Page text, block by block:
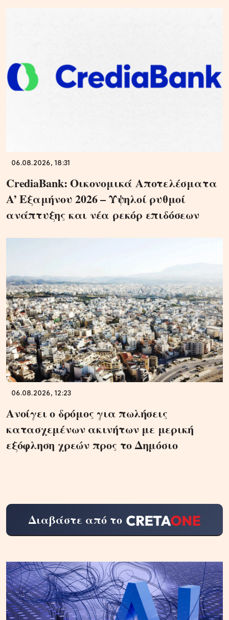
06.08.2026, 18:31
CrediaBank: Οικονομικά Αποτελέσματα
A’ Εξαμήνου 2026 – Υψηλοί ρυθμοί
ανάπτυξης και νέα ρεκόρ επιδόσεων
06.08.2026, 12:23
Ανοίγει ο δρόμος για πωλήσεις
κατασχεμένων ακινήτων με μερική
εξόφληση χρεών προς το Δημόσιο
Διαβάστε από το